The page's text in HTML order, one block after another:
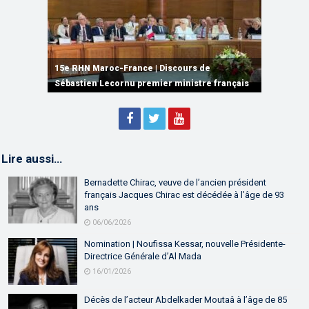
15e RHN Maroc-France | Signature de
plusieurs accords de coopération et de
partenariat
15e RHN Maroc-France | Discours de
Sébastien Lecornu premier ministre français
15e Réunion de Haut Niveau Maroc-France |
Discours de M. Aziz Akhannouch
Lire aussi…
Bernadette Chirac, veuve de l’ancien président
français Jacques Chirac est décédée à l’âge de 93
ans
06/06/2026
Nomination | Noufissa Kessar, nouvelle Présidente-
Directrice Générale d’Al Mada
16/01/2026
Décès de l’acteur Abdelkader Moutaâ à l’âge de 85